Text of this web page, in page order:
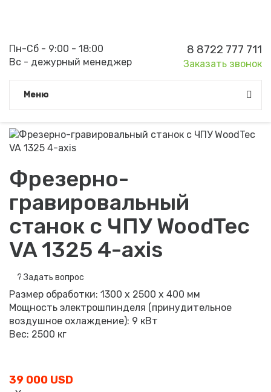
Пн-Сб - 9:00 - 18:00
Вс - дежурный менеджер
8 8722 777 711
Заказать звонок
Meню
Фрезерно-
гравировальный
станок с ЧПУ WoodTec
VA 1325 4-axis
?Задать вопрос
Размер обработки: 1300 х 2500 х 400 мм
Мощность электрошпинделя (принудительное
воздушное охлаждение): 9 кВт
Вес: 2500 кг
39 000 USD